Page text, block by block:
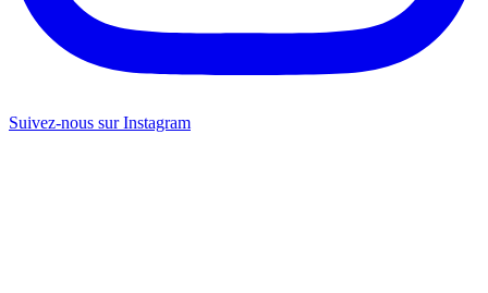
Suivez-nous sur Instagram